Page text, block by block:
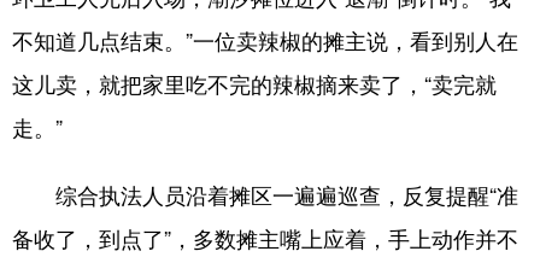
不知道几点结束。”一位卖辣椒的摊主说，看到别人在
这儿卖，就把家里吃不完的辣椒摘来卖了，“卖完就
走。”
综合执法人员沿着摊区一遍遍巡查，反复提醒“准
备收了，到点了”，多数摊主嘴上应着，手上动作并不